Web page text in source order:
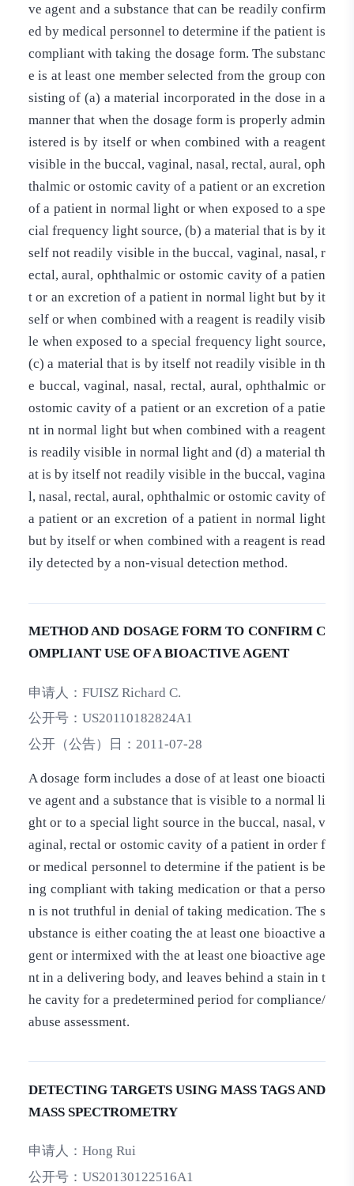
ve agent and a substance that can be readily confirm
ed by medical personnel to determine if the patient is
compliant with taking the dosage form. The substanc
e is at least one member selected from the group con
sisting of (a) a material incorporated in the dose in a
manner that when the dosage form is properly admin
istered is by itself or when combined with a reagent
visible in the buccal, vaginal, nasal, rectal, aural, oph
thalmic or ostomic cavity of a patient or an excretion
of a patient in normal light or when exposed to a spe
cial frequency light source, (b) a material that is by it
self not readily visible in the buccal, vaginal, nasal, r
ectal, aural, ophthalmic or ostomic cavity of a patien
t or an excretion of a patient in normal light but by it
self or when combined with a reagent is readily visib
le when exposed to a special frequency light source,
(c) a material that is by itself not readily visible in th
e buccal, vaginal, nasal, rectal, aural, ophthalmic or
ostomic cavity of a patient or an excretion of a patie
nt in normal light but when combined with a reagent
is readily visible in normal light and (d) a material th
at is by itself not readily visible in the buccal, vagina
l, nasal, rectal, aural, ophthalmic or ostomic cavity of
a patient or an excretion of a patient in normal light
but by itself or when combined with a reagent is read
ily detected by a non-visual detection method.
METHOD AND DOSAGE FORM TO CONFIRM C
OMPLIANT USE OF A BIOACTIVE AGENT
申请人： FUISZ Richard C.
公开号： US20110182824A1
公开（公告）日： 2011-07-28
A dosage form includes a dose of at least one bioacti
ve agent and a substance that is visible to a normal li
ght or to a special light source in the buccal, nasal, v
aginal, rectal or ostomic cavity of a patient in order f
or medical personnel to determine if the patient is be
ing compliant with taking medication or that a perso
n is not truthful in denial of taking medication. The s
ubstance is either coating the at least one bioactive a
gent or intermixed with the at least one bioactive age
nt in a delivering body, and leaves behind a stain in t
he cavity for a predetermined period for compliance/
abuse assessment.
DETECTING TARGETS USING MASS TAGS AND
MASS SPECTROMETRY
申请人： Hong Rui
公开号： US20130122516A1